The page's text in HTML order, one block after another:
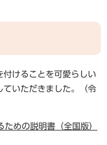
付けることを可愛らしい
ていただきました。（令
めの説明書（全国版）